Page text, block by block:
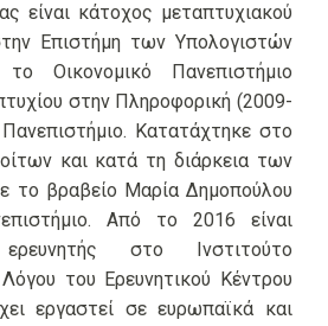
είναι κάτοχος μεταπτυχιακού
Επιστήμη των Υπολογιστών
Οικονομικό Πανεπιστήμιο
στην Πληροφορική (2009-
Κατατάχτηκε στο
και κατά τη διάρκεια των
το βραβείο Μαρία Δημοπούλου
Από το 2016 είναι
ερευνητής στο Ινστιτούτο
του Ερευνητικού Κέντρου
εργαστεί σε ευρωπαϊκά και